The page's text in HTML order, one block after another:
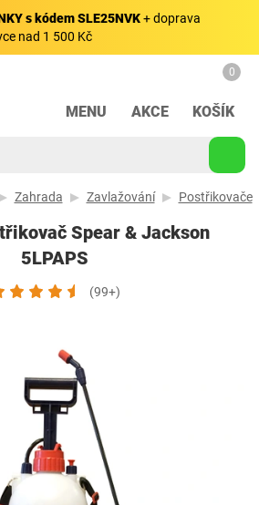
s kódem SLE25NVK+ doprava
nad 1 500 Kč
MENU AKCE
0
KOŠÍK
Zahrada Zavlažování Postřikovače
Spear & Jackson
5LPAPS
(99+)